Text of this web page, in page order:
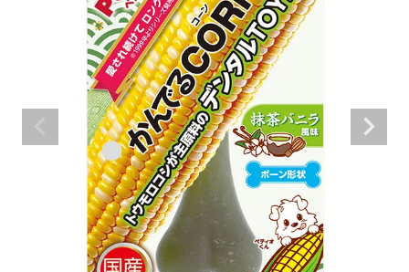
目的別に探す
SNS
ご利用案内
ACCOUNT MENU
ようこそ ゲスト 様
ログイン person 新規会員登録